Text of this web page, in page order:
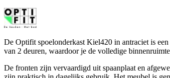
De Optifit spoelonderkast Kiel420 in antraciet is
van 2 deuren, waardoor je de volledige
De fronten zijn vervaardigd uit spaanplaat en